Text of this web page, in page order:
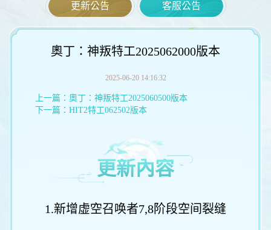
更新公告 客服公告
奧丁：神叛特工2025062000版本
2025-06-20 14:16:32
上一篇： 奧丁：神叛特工2025060500版本
下一篇： HIT2特工062502版本
更新內容
1.新增虚空召唤者7,8阶段空间裂缝